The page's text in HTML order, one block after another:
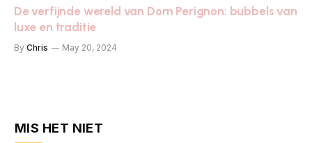
De verfijnde wereld van Dom Perignon: bubbels van
luxe en traditie
By Chris May 20, 2024
MIS HET NIET